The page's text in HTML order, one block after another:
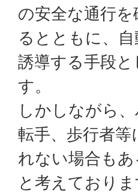
の安全な通行
るとともに、
誘導する手段
す。
しかしながら
転手、歩行者
れない場合も
と考えておりま